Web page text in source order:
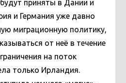
приняты в Дании и
и Германия уже давно
миграционную политику,
от неё в течение
на поток
только Ирландия.